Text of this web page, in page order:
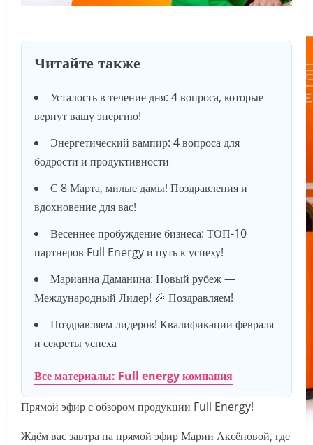
Читайте также
Усталость в течение дня: 4 вопроса, которые
вернут вашу энергию!
Энергетический вампир: 4 вопроса для
бодрости и продуктивности
С 8 Марта, милые дамы! Поздравления и
вдохновение для вас!
Весеннее пробуждение бизнеса: ТОП-10
партнеров Full Energy и путь к успеху!
Марианна Даманина: Новый рубеж —
Международный Лидер! 🎉 Поздравляем!
Поздравляем лидеров! Квалификации февраля
и секреты успеха
Все материалы: Full energy компания
Прямой эфир с обзором продукции Full Energy!
Ждём вас завтра на прямой эфир Марии Аксёновой, где